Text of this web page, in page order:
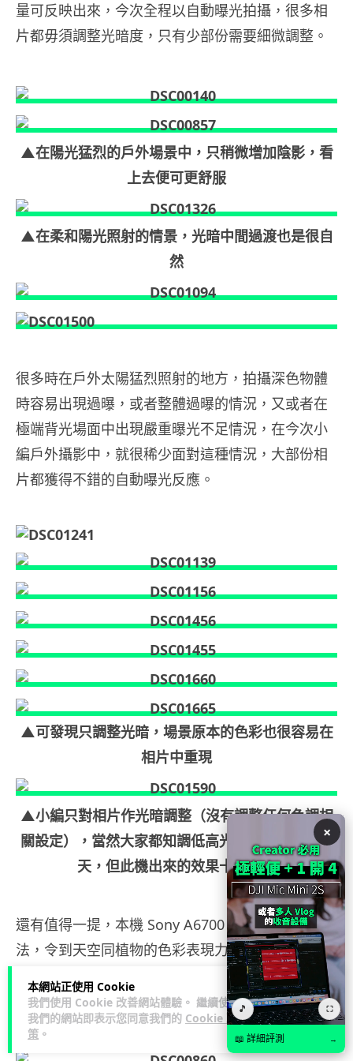
本網站正使用 Cookie
我們使用 Cookie 改善網站體驗。 繼續使用
我們的網站即表示您同意我們的 Cookie 政
策 。
量可反映出來，今次全程以自動曝光拍攝，很多相
片都毋須調整光暗度，只有少部份需要細微調整。
▲在陽光猛烈的戶外場景中，只稍微增加陰影，看
上去便可更舒服
▲在柔和陽光照射的情景，光暗中間過渡也是很自
然
很多時在戶外太陽猛烈照射的地方，拍攝深色物體
時容易出現過曝，或者整體過曝的情況，又或者在
極端背光場面中出現嚴重曝光不足情況，在今次小
編戶外攝影中，就很稀少面對這種情況，大部份相
片都獲得不錯的自動曝光反應。
▲可發現只調整光暗，場景原本的色彩也很容易在
相片中重現
▲小編只對相片作光暗調整（沒有調整任何色調相
關設定），當然大家都知調低高光便很容易重現藍
天，但此機出來的效果十分自然
還有值得一提，本機 Sony A6700 的自動偵測演算
法，令到天空同植物的色彩表現力有特別驚喜。這
次測試的相片，發色自然，對於一直都喜愛 Sony
的用家，會有一種耳目一新的感覺。
×
🎵 ⛶
📖 詳細評測 →